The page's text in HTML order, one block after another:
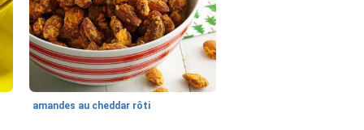
amandes au cheddar rôti